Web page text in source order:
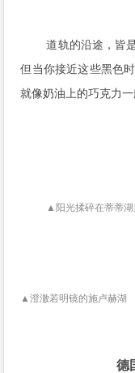
道轨的沿途，皆
但当你接近这些黑色
就像奶油上的巧克力一
▲阳光揉碎在蒂蒂湖
▲澄澈若明镜的施卢赫湖
德